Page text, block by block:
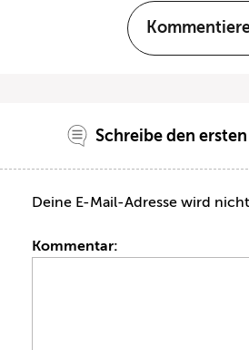
Schreibe den
Deine E-Mail-Adresse wird
Kommentar: